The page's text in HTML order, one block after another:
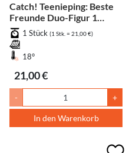
Catch! Teenieping: Beste
Freunde Duo-Figur 1
Stück (zufällig)
1 Stück (1 Stk. = 21,00 €)
18°
21,00 €
- +
In den Warenkorb